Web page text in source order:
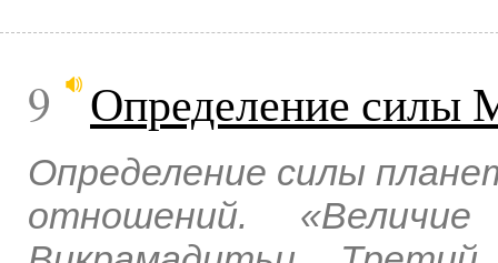
9 Определение силы
Определение силы
отношений.